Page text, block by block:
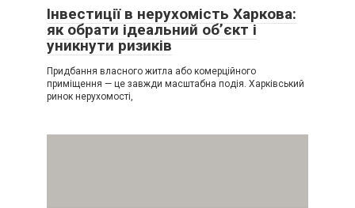
Інвестиції в нерухомість Харкова:
як обрати ідеальний об’єкт і
уникнути ризиків
Придбання власного житла або комерційного
приміщення — це завжди масштабна подія. Харківський
ринок нерухомості,